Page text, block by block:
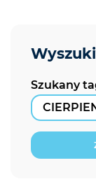
Szukany